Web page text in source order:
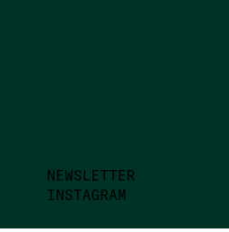
NEWSLETTER
INSTAGRAM